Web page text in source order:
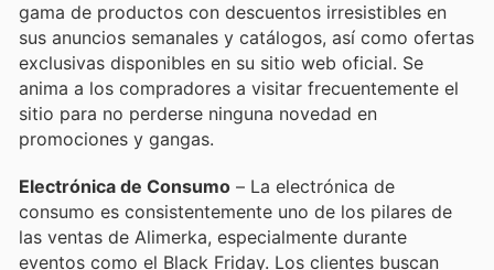
gama de productos con descuentos irresistibles en
sus anuncios semanales y catálogos, así como ofertas
exclusivas disponibles en su sitio web oficial. Se
anima a los compradores a visitar frecuentemente el
sitio para no perderse ninguna novedad en
promociones y gangas.
Electrónica de Consumo – La electrónica de
consumo es consistentemente uno de los pilares de
las ventas de Alimerka, especialmente durante
eventos como el Black Friday. Los clientes buscan